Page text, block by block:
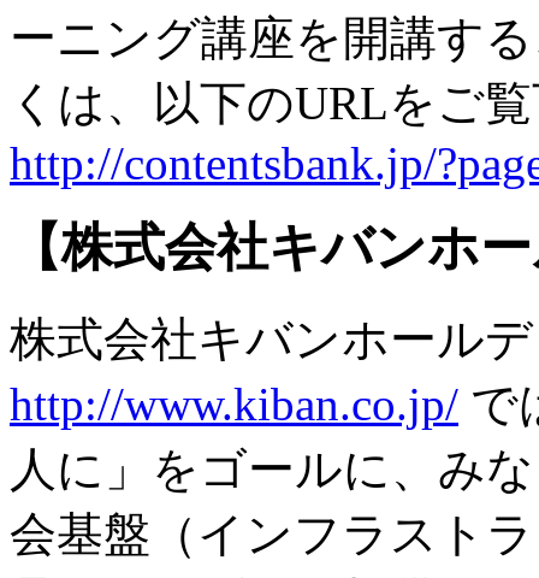
ーニング講座を開講す
くは、以下のURLをご
http://contentsbank.jp/
【株式会社キバンホ
株式会社キバンホール
http://www.kiban.co.jp/ で
人に」をゴールに、み
会基盤（インフラスト